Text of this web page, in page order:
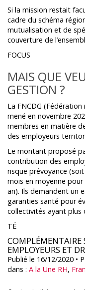
Si la mission restait
cadre du schéma
mutualisation et de
couverture de
FOCUS
MAIS QUE
GESTION ?
La FNCDG
mené en novembre
membres en matière
des employeurs
Le montant proposé
contribution des
risque prévoyance
mois en moyenne
an). Ils demandent un
garanties santé pour
collectivités ayant plus
TÉ
COMPLÉMENTAIRE
EMPLOYEURS ET
Publié le 16/12/2020 •
dans : A la Une RH,